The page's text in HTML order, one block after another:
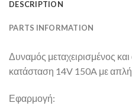
DESCRIPTION
PARTS INFORMATION
Δυναμός μεταχειρισμένος
κατάσταση 14V 150A με απλή
Εφαρμογή: